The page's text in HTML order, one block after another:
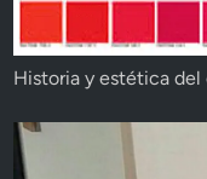
Historia y estética del